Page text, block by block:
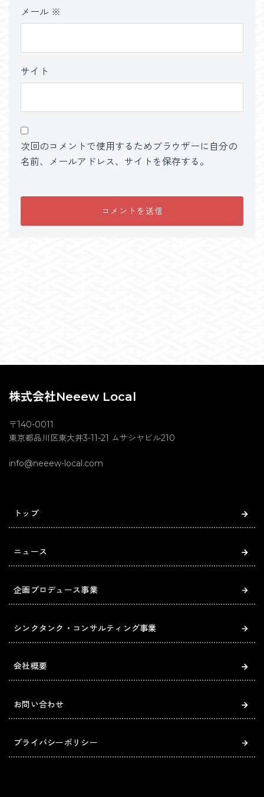
メール ※
サイト
次回のコメントで使用するためブラウザーに自分の
名前、メールアドレス、サイトを保存する。
株式会社Neeew Local
〒140-0011
東京都品川区東大井3-11-21 ムサシヤビル210
info@neeew-local.com
トップ
ニュース
企画プロデュース事業
シンクタンク・コンサルティング事業
会社概要
お問い合わせ
プライバシーポリシー